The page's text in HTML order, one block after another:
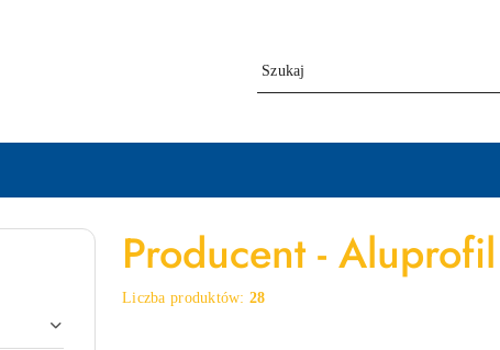
Producent - Aluprofil
Liczba produktów:28